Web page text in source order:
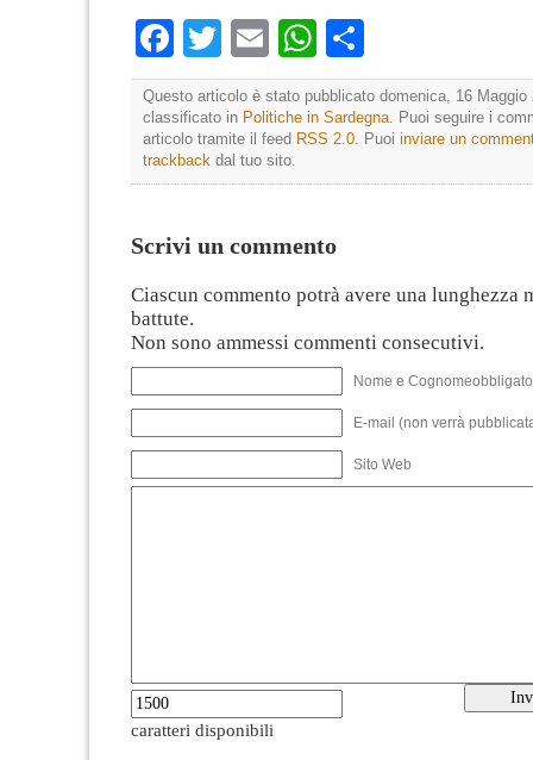
Facebook
TwitterEmailWhatsApp
Questo articolo è stato pubblicato domenica, 16 Maggio
classificato in Politiche in Sardegna . Puoi seguire i
articolo tramite il feed RSS 2.0 . Puoi inviare un
trackback dal tuo sito.
Scrivi un commento
Ciascun commento potrà avere una lunghezza
battute.
Non sono ammessi commenti consecutivi.
Nome e
E-mail (non verrà
Sito Web
caratteri disponibili